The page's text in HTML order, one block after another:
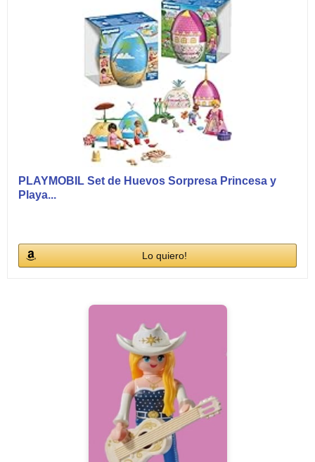
PLAYMOBIL Set de Huevos Sorpresa Princesa y
Playa...
Lo quiero!